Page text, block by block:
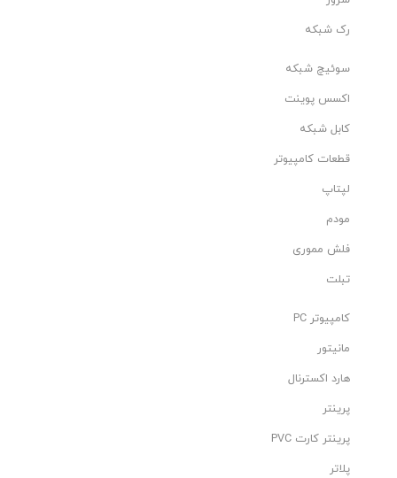
رک شبکه
سوئیچ شبکه
اکسس پوینت
کابل شبکه
قطعات کامپیوتر
لپتاپ
مودم
فلش مموری
تبلت
کامپیوتر PC
مانیتور
هارد اکسترنال
پرینتر
پرینتر کارت PVC
پلاتر